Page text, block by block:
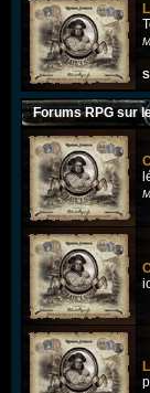
Forums RPG sur